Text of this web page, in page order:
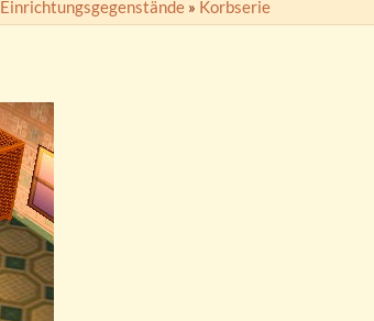
Einrichtungsgegenstände» Korbserie